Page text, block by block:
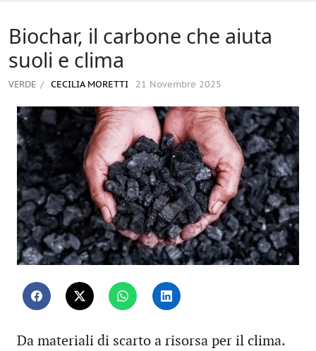
Biochar, il carbone che aiuta
suoli e clima
VERDE CECILIA MORETTI 21 Novembre 2025
Da materiali di scarto a risorsa per il clima.